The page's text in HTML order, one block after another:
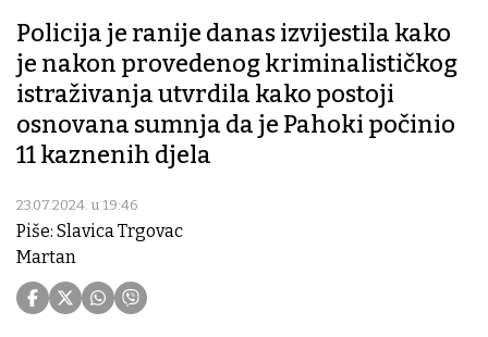
Policija je ranije danas izvijestila kako
je nakon provedenog kriminalističkog
istraživanja utvrdila kako postoji
osnovana sumnja da je Pahoki počinio
11 kaznenih djela
23.07.2024. u 19:46
Piše: Slavica Trgovac
Martan